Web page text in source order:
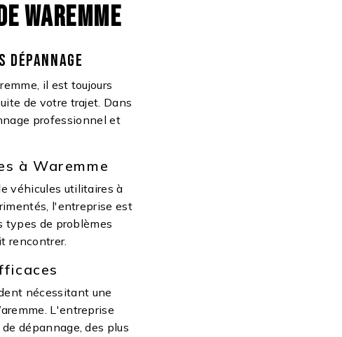
WAREMME
DÉPANNAGE
il est toujours
de votre trajet. Dans
professionnel et
à Waremme
véhicules utilitaires à
l'entreprise est
types de problèmes
rencontrer.
nécessitant une
L'entreprise
dépannage, des plus